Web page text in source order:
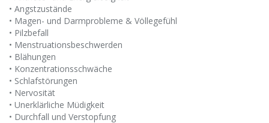
• Angstzustände
• Magen- und Darmprobleme & Völlegefühl
• Pilzbefall
• Menstruationsbeschwerden
• Blähungen
• Konzentrationsschwäche
• Schlafstörungen
• Nervosität
• Unerklärliche Müdigkeit
• Durchfall und Verstopfung